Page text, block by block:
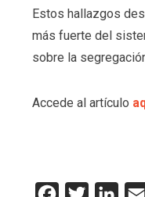
Estos hallazgos
más fuerte del
sobre la
Accede al artículo
Facebook
Twitter